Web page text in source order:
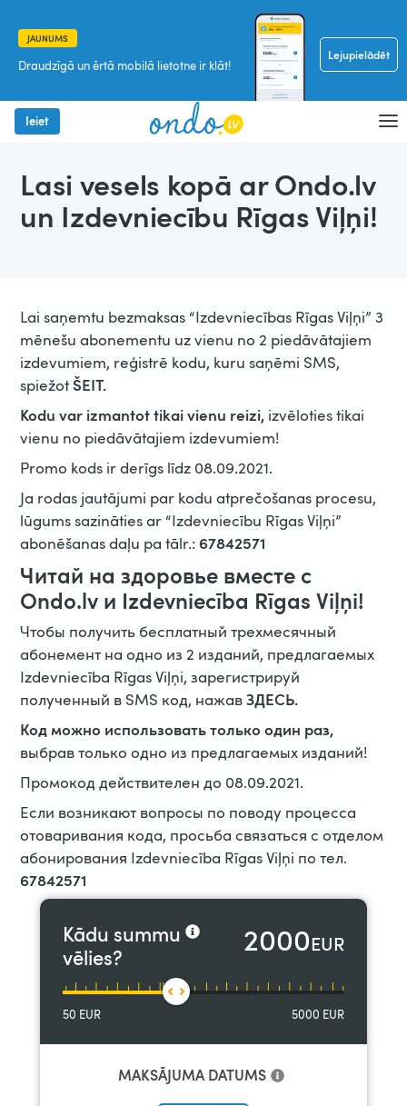
JAUNUMS
Draudzīgā un ērtā mobilā lietotne ir klāt!
Lejupielādēt
Ieiet
Lasi vesels kopā ar Ondo.lv
un Izdevniecību Rīgas Viļņi!
Lai saņemtu bezmaksas “Izdevniecības Rīgas Viļņi” 3
mēnešu abonementu uz vienu no 2 piedāvātajiem
izdevumiem, reģistrē kodu, kuru saņēmi SMS,
spiežot ŠEIT.
Kodu var izmantot tikai vienu reizi, izvēloties tikai
vienu no piedāvātajiem izdevumiem!
Promo kods ir derīgs līdz 08.09.2021.
Ja rodas jautājumi par kodu atprečošanas procesu,
lūgums sazināties ar “Izdevniecību Rīgas Viļņi”
abonēšanas daļu pa tālr.:67842571
Читай на здоровье вместе с
Ondo.lv и Izdevniecībа Rīgas Viļņi!
Чтобы получить бесплатный трехмесячный
абонемент на одно из 2 изданий, предлагаемых
Izdevniecība Rīgas Viļņi, зарегистрируй
полученный в SMS код, нажавЗДЕСЬ.
Код можно использовать только один раз,
выбрав только одно из предлагаемых изданий!
Промокод действителен до 08.09.2021.
Если возникают вопросы по поводу процесса
отоваривания кода, просьба связаться с отделом
абонирования Izdevniecība Rīgas Viļņi по тел.
67842571
Kādu summu
vēlies?
2000EUR
50 EUR 5000 EUR
MAKSĀJUMA DATUMS